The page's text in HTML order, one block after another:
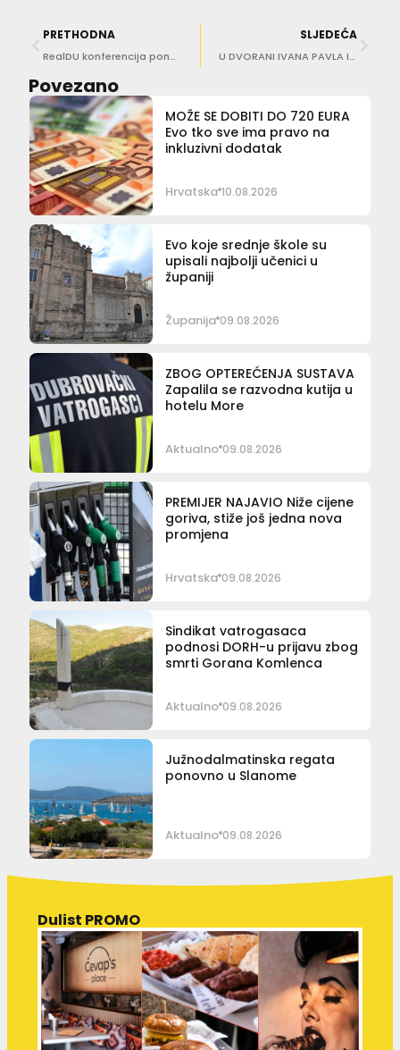
PRETHODNA
RealDU konferencija ponovno okuplja stručnjake za nekretnine i turizam
SLJEDEĆA
U DVORANI IVANA PAVLA II. 1100. obljetnica hrvatskog kraljevstva
Povezano
MOŽE SE DOBITI DO 720 EURA
Evo tko sve ima pravo na
inkluzivni dodatak
Hrvatska 10.08.2026
Evo koje srednje škole su
upisali najbolji učenici u
županiji
Županija 09.08.2026
ZBOG OPTEREĆENJA SUSTAVA
Zapalila se razvodna kutija u
hotelu More
Aktualno 09.08.2026
PREMIJER NAJAVIO Niže cijene
goriva, stiže još jedna nova
promjena
Hrvatska 09.08.2026
Sindikat vatrogasaca
podnosi DORH-u prijavu zbog
smrti Gorana Komlenca
Aktualno 09.08.2026
Južnodalmatinska regata
ponovno u Slanome
Aktualno 09.08.2026
Dulist PROMO